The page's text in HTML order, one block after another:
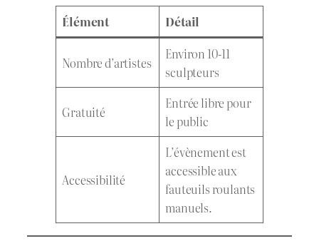
Élément Détail
Nombre d’artistes
Environ 10-11
sculpteurs
Gratuité
Entrée libre pour
le public
Accessibilité
L’évènement est
accessible aux
fauteuils roulants
manuels.